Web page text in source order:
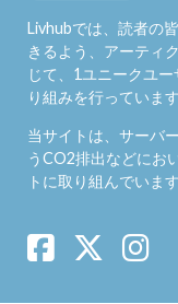
Livhubでは、読者の
きるよう、アーティ
じて、1ユニークユ
り組みを行っています
当サイトは、サーバ
うCO2排出などにお
トに取り組んでいま